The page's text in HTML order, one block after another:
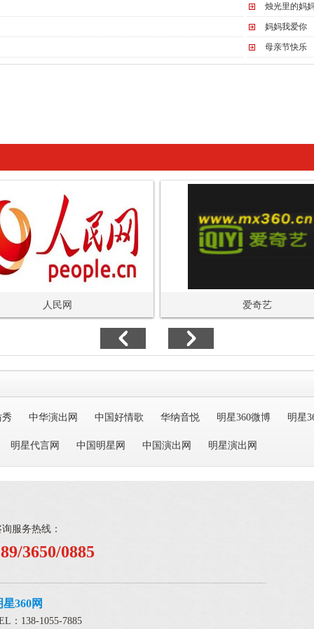
烛光里的妈
妈妈我爱你
母亲节快乐
人民网 爱奇艺
中华演出网 中国好情歌 华纳音悦 明星360微博 明星
明星代言网 中国明星网 中国演出网 明星演出网
询服务热线：
3650/0885
星360网
：138-1055-7885